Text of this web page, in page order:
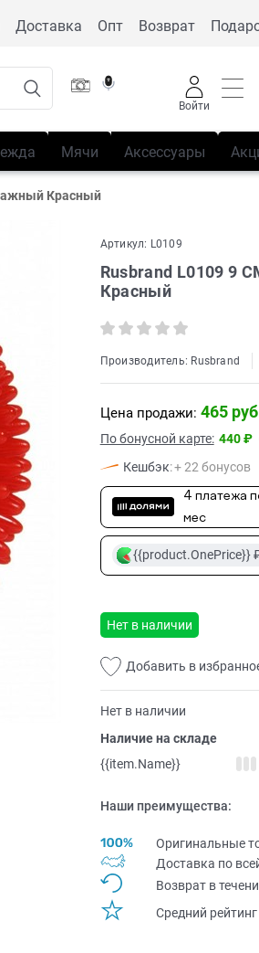
Доставка Опт Возврат
Войти
Мячи Аксессуары
Красный
Артикул: L0109
Rusbrand L0109 9
Красный
Производитель: Rusbrand
Цена продажи: 465
По бонусной карте: 440 ₽
Кешбэк:+ 22 бонусов
4 платежа
мес
{{product.OnePrice}}
Нет в наличии
Добавить в
Нет в наличии
Наличие на складе
{{item.Name}}
Наши преимущества:
Оригинальные
Доставка по
Возврат в
Средний рейтинг